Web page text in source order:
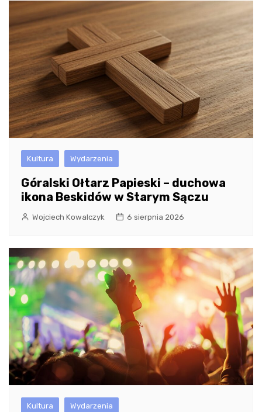
Kultura Wydarzenia
Góralski Ołtarz Papieski – duchowa
ikona Beskidów w Starym Sączu
Wojciech Kowalczyk 6 sierpnia 2026
Kultura Wydarzenia